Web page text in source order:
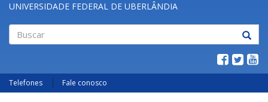
Legislação
Canais
UNIVERSIDADE FEDERAL DE UBERLÂNDIA
Telefones Fale conosco